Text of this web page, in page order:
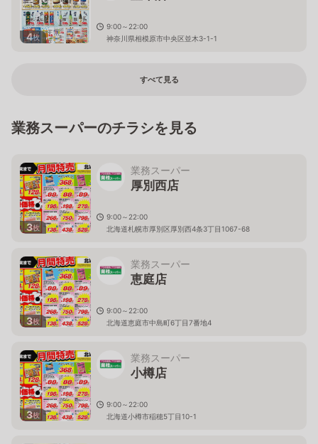
4枚
9:00～22:00
神奈川県相模原市中央区並木3-1-1
すべて見る
業務スーパーのチラシを見る
3枚
業務スーパー
厚別西店
9:00～22:00
北海道札幌市厚別区厚別西4条3丁目1067-68
3枚
業務スーパー
恵庭店
9:00～22:00
北海道恵庭市中島町6丁目7番地4
3枚
業務スーパー
小樽店
9:00～22:00
北海道小樽市稲穂5丁目10-1